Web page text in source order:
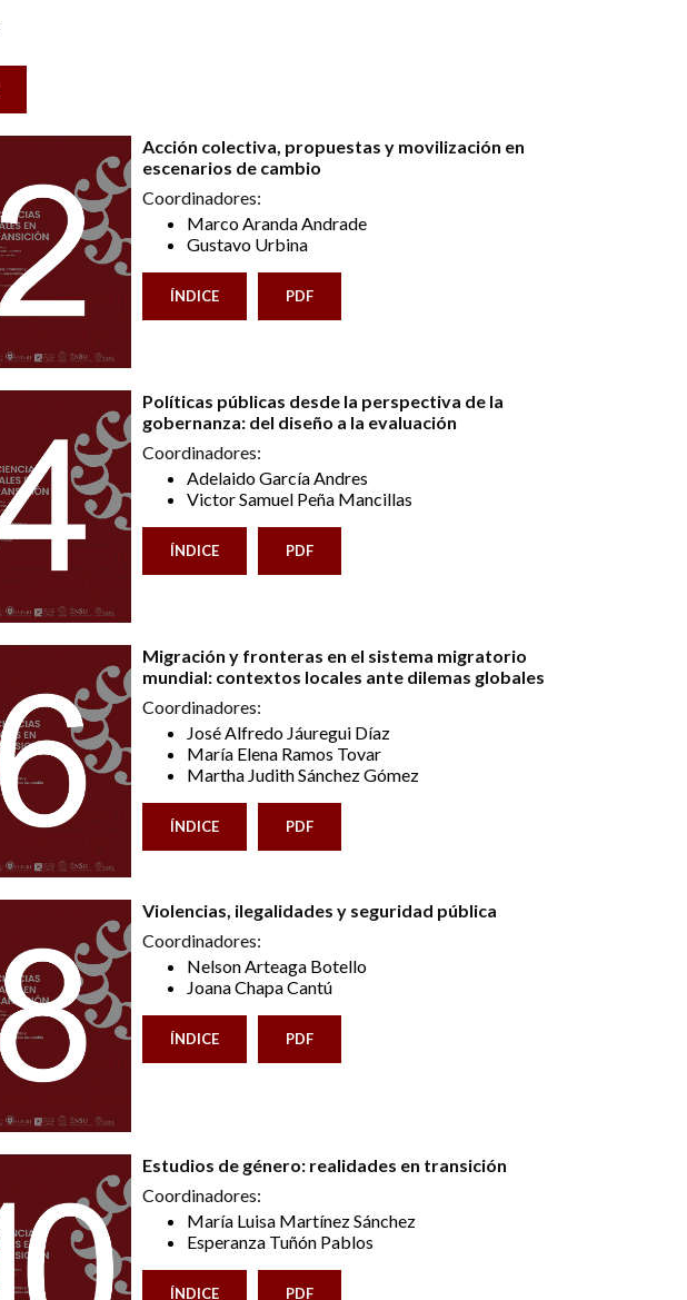
Acción colectiva, propuestas y movilización en
escenarios de cambio
Coordinadores:
Marco Aranda Andrade
Gustavo Urbina
ÍNDICE PDF
Políticas públicas desde la perspectiva de la
gobernanza: del diseño a la evaluación
Coordinadores:
Adelaido García Andres
Victor Samuel Peña Mancillas
ÍNDICE PDF
Migración y fronteras en el sistema migratorio
mundial: contextos locales ante dilemas globales
Coordinadores:
José Alfredo Jáuregui Díaz
María Elena Ramos Tovar
Martha Judith Sánchez Gómez
ÍNDICE PDF
Violencias, ilegalidades y seguridad pública
Coordinadores:
Nelson Arteaga Botello
Joana Chapa Cantú
ÍNDICE PDF
Estudios de género: realidades en transición
Coordinadores:
María Luisa Martínez Sánchez
Esperanza Tuñón Pablos
ÍNDICE PDF